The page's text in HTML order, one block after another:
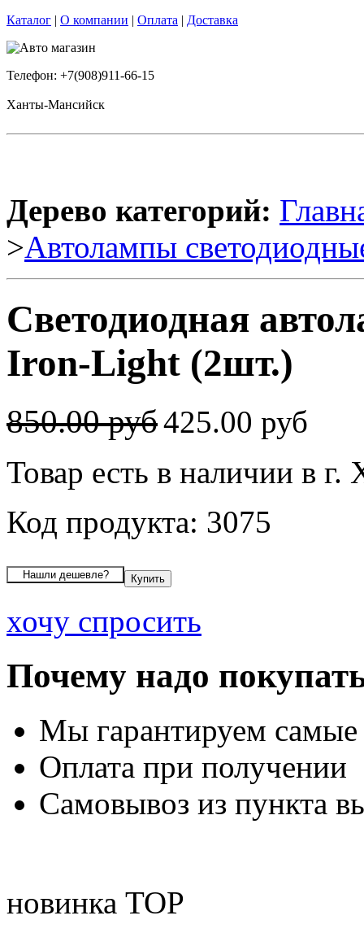
Каталог | О компании | Оплата | Доставка
Телефон: +7(908)911-66-15
Ханты-Мансийск
Дерево категорий:
>Автолампы
Светодиодная
Iron-Light (2шт.)
850.00 руб425.00 руб
Товар есть в наличии в
Код продукта: 3075
хочу спросить
Почему надо
Мы гарантируем
Оплата при получении
Самовывоз из пункта
новинка TOP